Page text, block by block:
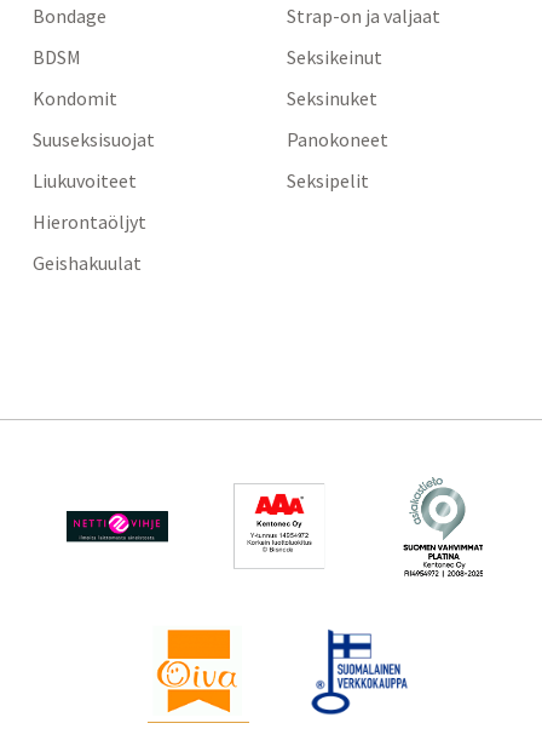
Bondage
BDSM
Kondomit
Suuseksisuojat
Liukuvoiteet
Hierontaöljyt
Geishakuulat
Strap-on ja valjaat
Seksikeinut
Seksinuket
Panokoneet
Seksipelit